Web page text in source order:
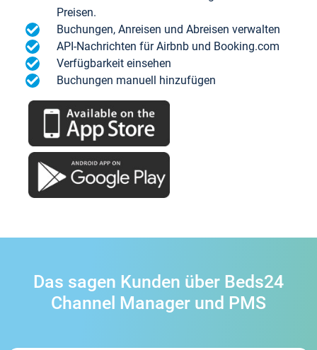
Preisen.
Buchungen, Anreisen und Abreisen verwalten
API-Nachrichten für Airbnb und Booking.com
Verfügbarkeit einsehen
Buchungen manuell hinzufügen
Das sagen Kunden über Beds24
Channel Manager und PMS